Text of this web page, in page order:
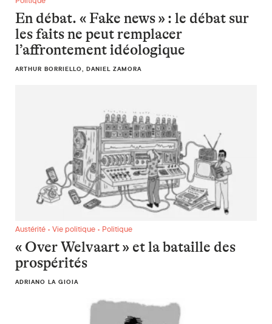
En débat. « Fake news » : le débat sur
les faits ne peut remplacer
l’affrontement idéologique
ARTHUR BORRIELLO, DANIEL ZAMORA
« Over Welvaart » et la bataille des prospérités
Austérité • Vie politique • Politique
« Over Welvaart » et la bataille des
prospérités
ADRIANO LA GIOIA